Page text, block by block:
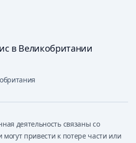
в Великобритании
деятельность связаны со
привести к потере части или